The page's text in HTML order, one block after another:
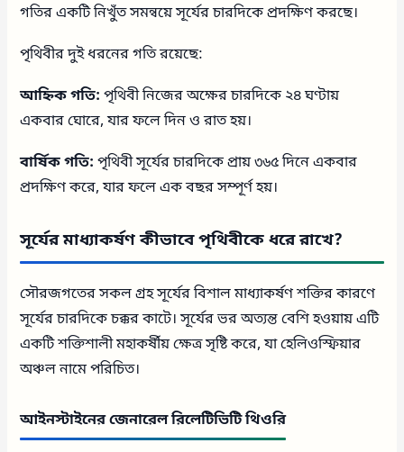
গতির একটি নিখুঁত সমন্বয়ে সূর্যের চারদিকে প্রদক্ষিণ করছে।
পৃথিবীর দুই ধরনের গতি রয়েছে:
আহ্নিক গতি: পৃথিবী নিজের অক্ষের চারদিকে ২৪ ঘণ্টায়
একবার ঘোরে, যার ফলে দিন ও রাত হয়।
বার্ষিক গতি: পৃথিবী সূর্যের চারদিকে প্রায় ৩৬৫ দিনে একবার
প্রদক্ষিণ করে, যার ফলে এক বছর সম্পূর্ণ হয়।
সূর্যের মাধ্যাকর্ষণ কীভাবে পৃথিবীকে ধরে রাখে?
সৌরজগতের সকল গ্রহ সূর্যের বিশাল মাধ্যাকর্ষণ শক্তির কারণে
সূর্যের চারদিকে চক্কর কাটে। সূর্যের ভর অত্যন্ত বেশি হওয়ায় এটি
একটি শক্তিশালী মহাকর্ষীয় ক্ষেত্র সৃষ্টি করে, যা হেলিওস্ফিয়ার
অঞ্চল নামে পরিচিত।
আইনস্টাইনের জেনারেল রিলেটিভিটি থিওরি